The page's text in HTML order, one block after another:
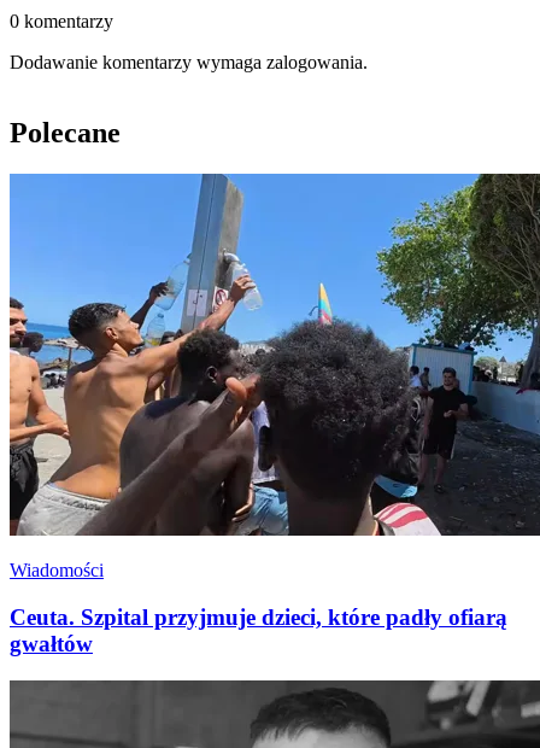
0 komentarzy
Dodawanie komentarzy wymaga zalogowania.
Polecane
Wiadomości
Ceuta. Szpital przyjmuje dzieci, które padły ofiarą
gwałtów